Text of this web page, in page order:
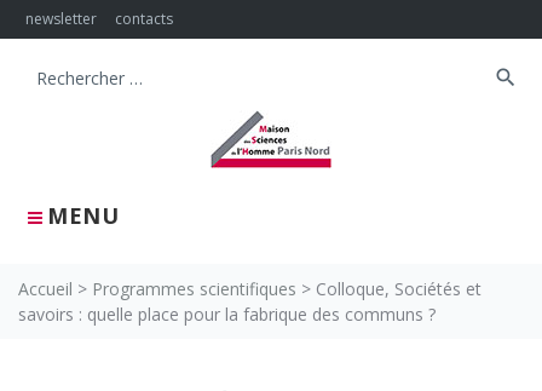
Skip
to
newsletter contacts
MENU
Search
search
Accueil > Programmes scientifiques > Colloque, Sociétés et
savoirs : quelle place pour la fabrique des communs ?